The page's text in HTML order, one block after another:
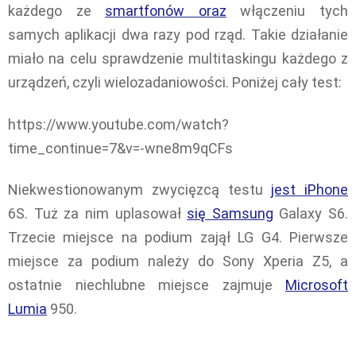
każdego ze smartfonów oraz włączeniu tych
samych aplikacji dwa razy pod rząd. Takie działanie
miało na celu sprawdzenie multitaskingu każdego z
urządzeń, czyli wielozadaniowości. Poniżej cały test:
https://www.youtube.com/watch?
time_continue=7&v=-wne8m9qCFs
Niekwestionowanym zwycięzcą testu jest iPhone
6S. Tuż za nim uplasował się Samsung Galaxy S6.
Trzecie miejsce na podium zajął LG G4. Pierwsze
miejsce za podium należy do Sony Xperia Z5, a
ostatnie niechlubne miejsce zajmuje Microsoft
Lumia 950.